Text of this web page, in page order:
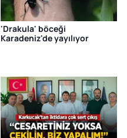
'Drakula' böceği
Karadeniz'de yayılıyor